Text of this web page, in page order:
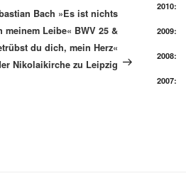
Beitrag
Bach »Es ist nichts
meinem Leibe« BWV 25 &
du dich, mein Herz«
Nikolaikirche zu Leipzig
2010:
2009:
2008:
2007: